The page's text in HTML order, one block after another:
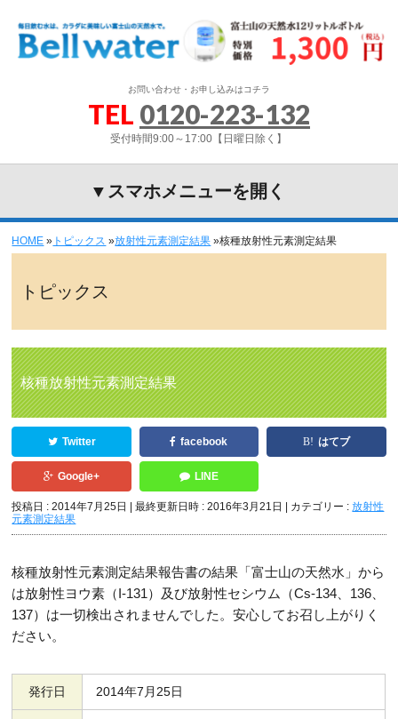
お問い合わせ・お申し込みはコチラ
TEL 0120-223-132
受付時間9:00～17:00【日曜日除く】
▼スマホメニューを開く
HOME » トピックス »放射性元素測定結果 »核種放射性元素測定結果
トピックス
核種放射性元素測定結果
Twitter facebook はてブ
Google+ LINE
投稿日 : 2014年7月25日 最終更新日時 : 2016年3月21日 カテゴリー :放射性
元素測定結果
核種放射性元素測定結果報告書の結果「富士山の天然水」から
は放射性ヨウ素（I-131）及び放射性セシウム（Cs-134、136、
137）は一切検出されませんでした。安心してお召し上がりく
ださい。
発行日 2014年7月25日